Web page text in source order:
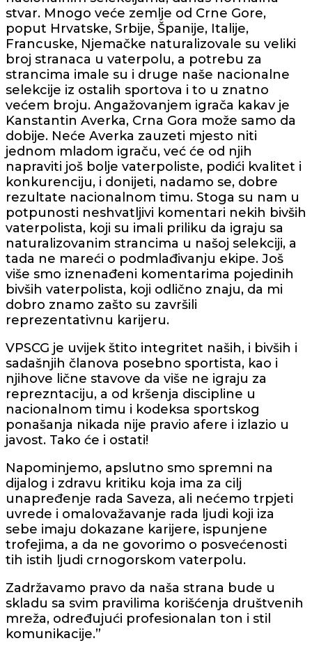
stvar. Mnogo veće zemlje od Crne Gore,
poput Hrvatske, Srbije, Španije, Italije,
Francuske, Njemačke naturalizovale su veliki
broj stranaca u vaterpolu, a potrebu za
strancima imale su i druge naše nacionalne
selekcije iz ostalih sportova i to u znatno
većem broju. Angažovanjem igrača kakav je
Kanstantin Averka, Crna Gora može samo da
dobije. Neće Averka zauzeti mjesto niti
jednom mladom igraču, već će od njih
napraviti još bolje vaterpoliste, podići kvalitet i
konkurenciju, i donijeti, nadamo se, dobre
rezultate nacionalnom timu. Stoga su nam u
potpunosti neshvatljivi komentari nekih bivših
vaterpolista, koji su imali priliku da igraju sa
naturalizovanim strancima u našoj selekciji, a
tada ne mareći o podmlađivanju ekipe. Još
više smo iznenađeni komentarima pojedinih
bivših vaterpolista, koji odlično znaju, da mi
dobro znamo zašto su završili
reprezentativnu karijeru.
VPSCG je uvijek štito integritet naših, i bivših i
sadašnjih članova posebno sportista, kao i
njihove lične stavove da više ne igraju za
reprezntaciju, a od kršenja discipline u
nacionalnom timu i kodeksa sportskog
ponašanja nikada nije pravio afere i izlazio u
javost. Tako će i ostati!
Napominjemo, apslutno smo spremni na
dijalog i zdravu kritiku koja ima za cilj
unapređenje rada Saveza, ali nećemo trpjeti
uvrede i omalovažavanje rada ljudi koji iza
sebe imaju dokazane karijere, ispunjene
trofejima, a da ne govorimo o posvećenosti
tih istih ljudi crnogorskom vaterpolu.
Zadržavamo pravo da naša strana bude u
skladu sa svim pravilima korišćenja društvenih
mreža, određujući profesionalan ton i stil
komunikacije.”